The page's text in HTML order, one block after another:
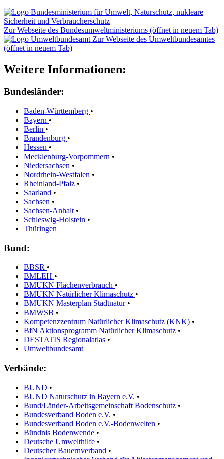
Zur Webseite des Bundesumweltministeriums (öffnet in neuem Tab)
Zur Webseite des Umweltbundesamtes
(öffnet in neuem Tab)
Weitere Informationen:
Bundesländer:
Baden-Württemberg •
Bayern •
Berlin •
Brandenburg •
Hessen •
Mecklenburg-Vorpommern •
Niedersachsen •
Nordrhein-Westfalen •
Rheinland-Pfalz •
Saarland •
Sachsen •
Sachsen-Anhalt •
Schleswig-Holstein •
Thüringen
Bund:
BBSR •
BMLEH •
BMUKN Flächenverbrauch •
BMUKN Natürlicher Klimaschutz •
BMUKN Masterplan Stadtnatur •
BMWSB •
Kompetenzzentrum Natürlicher Klimaschutz (KNK) •
BfN Aktionsprogramm Natürlicher Klimaschutz •
DESTATIS Regionalatlas •
Umweltbundesamt
Verbände:
BUND •
BUND Naturschutz in Bayern e.V. •
Bund/Länder-Arbeitsgemeinschaft Bodenschutz •
Bundesverband Boden e.V. •
Bundesverband Boden e.V.-Bodenwelten •
Bündnis Bodenwende •
Deutsche Umwelthilfe •
Deutscher Bauernverband •